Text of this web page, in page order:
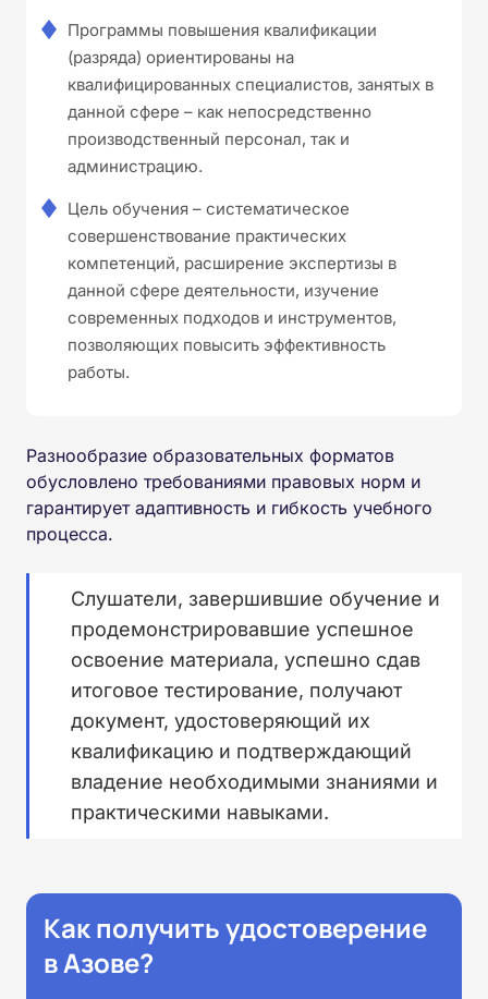
Программы повышения квалификации
(разряда) ориентированы на
квалифицированных специалистов, занятых в
данной сфере – как непосредственно
производственный персонал, так и
администрацию.
Цель обучения – систематическое
совершенствование практических
компетенций, расширение экспертизы в
данной сфере деятельности, изучение
современных подходов и инструментов,
позволяющих повысить эффективность
работы.
Разнообразие образовательных форматов
обусловлено требованиями правовых норм и
гарантирует адаптивность и гибкость учебного
процесса.
Слушатели, завершившие обучение и
продемонстрировавшие успешное
освоение материала, успешно сдав
итоговое тестирование, получают
документ, удостоверяющий их
квалификацию и подтверждающий
владение необходимыми знаниями и
практическими навыками.
Как получить удостоверение
в Азове?